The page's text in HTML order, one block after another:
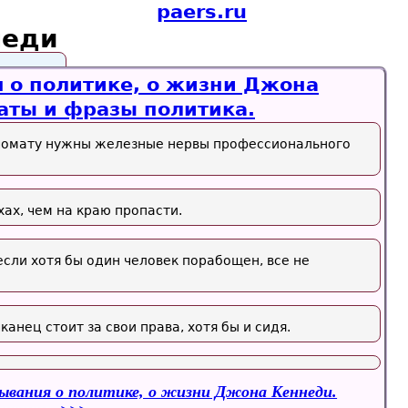
paers.ru
о политике, о жизни Джона
и фразы политика.
нужны железные нервы профессионального
чем на краю пропасти.
хотя бы один человек порабощен, все не
стоит за свои права, хотя бы и сидя.
о политике, о жизни Джона Кеннеди.